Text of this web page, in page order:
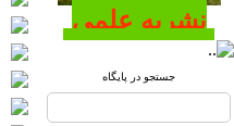
نشریه علمی
پژوهشی مرتع
جستجو در پایگاه